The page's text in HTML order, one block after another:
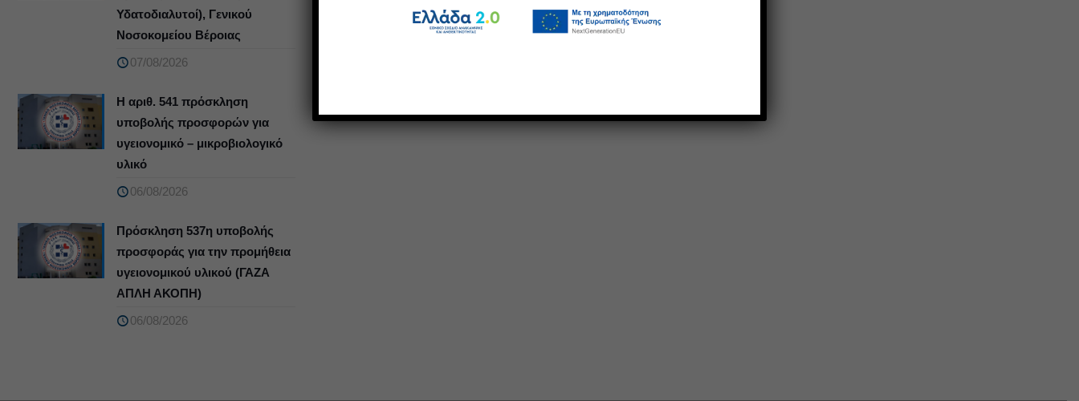
Υδατοδιαλυτοί), Γενικού
Νοσοκομείου Βέροιας
07/08/2026
Η αριθ. 541 πρόσκληση
υποβολής προσφορών για
υγειονομικό – μικροβιολογικό
υλικό
06/08/2026
Πρόσκληση 537η υποβολής
προσφοράς για την προμήθεια
υγειονομικού υλικού (ΓΑΖΑ
ΑΠΛΗ ΑΚΟΠΗ)
06/08/2026